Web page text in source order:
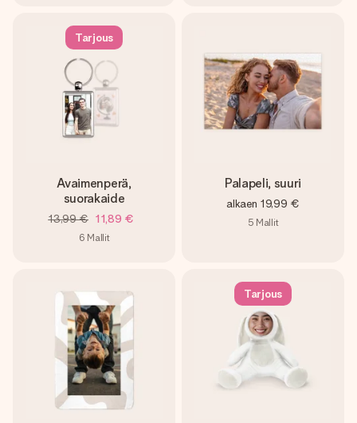
Tarjous
Avaimenperä,
suorakaide
13,99 € 11,89 €
6 Mallit
Palapeli, suuri
alkaen 19,99 €
5 Mallit
Tarjous